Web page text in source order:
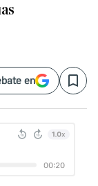
en Save